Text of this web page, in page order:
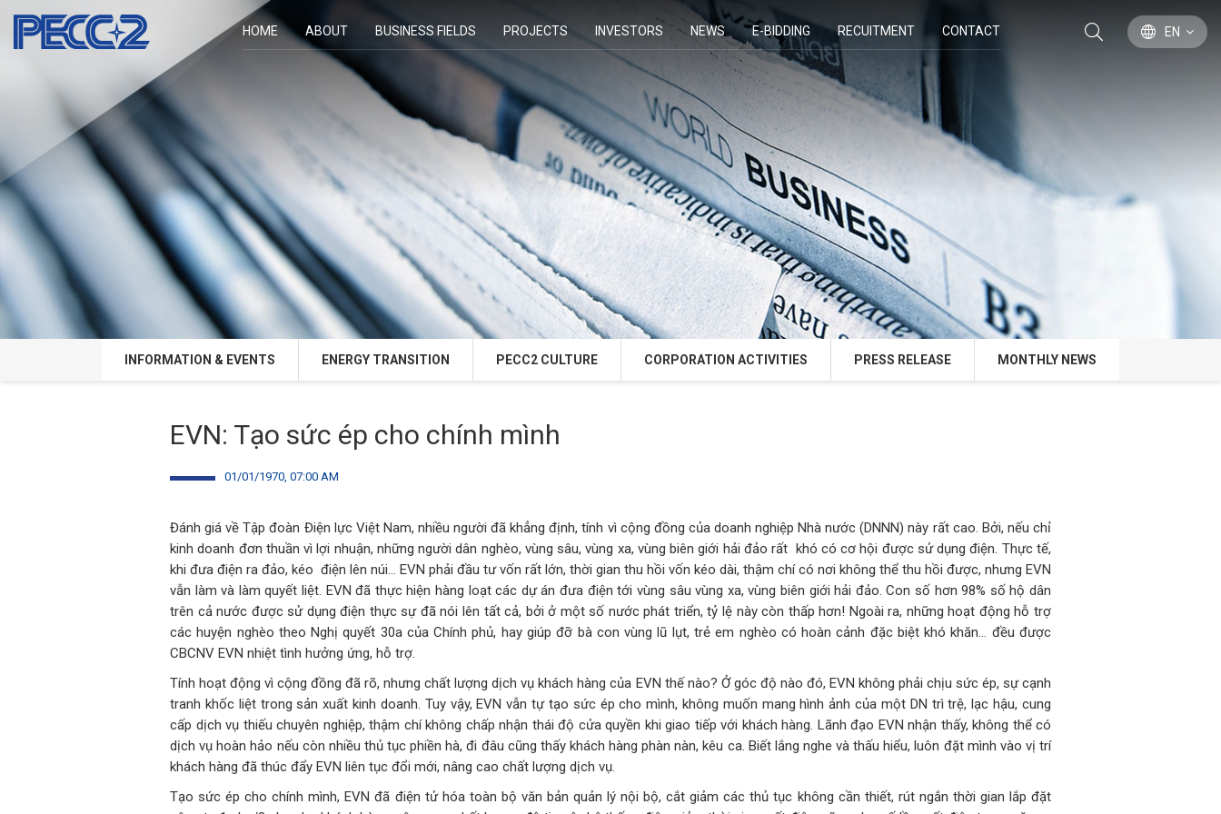
HOME ABOUT BUSINESS FIELDS PROJECTS INVESTORS NEWS E-BIDDING RECUITMENT CONTACT EN
INFORMATION & EVENTS ENERGY TRANSITION PECC2 CULTURE CORPORATION ACTIVITIES PRESS RELEASE MONTHLY NEWS
EVN: Tạo sức ép cho chính mình
01/01/1970, 07:00 AM
Đánh giá về Tập đoàn Điện lực Việt Nam, nhiều người đã khẳng định, tính vì cộng đồng của doanh nghiệp Nhà nước (DNNN) này rất cao. Bởi, nếu chỉ
kinh doanh đơn thuần vì lợi nhuận, những người dân nghèo, vùng sâu, vùng xa, vùng biên giới hải đảo rất khó có cơ hội được sử dụng điện. Thực tế,
khi đưa điện ra đảo, kéo điện lên núi… EVN phải đầu tư vốn rất lớn, thời gian thu hồi vốn kéo dài, thậm chí có nơi không thể thu hồi được, nhưng EVN
vẫn làm và làm quyết liệt. EVN đã thực hiện hàng loạt các dự án đưa điện tới vùng sâu vùng xa, vùng biên giới hải đảo. Con số hơn 98% số hộ dân
trên cả nước được sử dụng điện thực sự đã nói lên tất cả, bởi ở một số nước phát triển, tỷ lệ này còn thấp hơn! Ngoài ra, những hoạt động hỗ trợ
các huyện nghèo theo Nghị quyết 30a của Chính phủ, hay giúp đỡ bà con vùng lũ lụt, trẻ em nghèo có hoàn cảnh đặc biệt khó khăn… đều được
CBCNV EVN nhiệt tình hưởng ứng, hỗ trợ.
Tính hoạt động vì cộng đồng đã rõ, nhưng chất lượng dịch vụ khách hàng của EVN thế nào? Ở góc độ nào đó, EVN không phải chịu sức ép, sự cạnh
tranh khốc liệt trong sản xuất kinh doanh. Tuy vậy, EVN vẫn tự tạo sức ép cho mình, không muốn mang hình ảnh của một DN trì trệ, lạc hậu, cung
cấp dịch vụ thiếu chuyên nghiệp, thậm chí không chấp nhận thái độ cửa quyền khi giao tiếp với khách hàng. Lãnh đạo EVN nhận thấy, không thể có
dịch vụ hoàn hảo nếu còn nhiều thủ tục phiền hà, đi đâu cũng thấy khách hàng phàn nàn, kêu ca. Biết lắng nghe và thấu hiểu, luôn đặt mình vào vị trí
khách hàng đã thúc đẩy EVN liên tục đổi mới, nâng cao chất lượng dịch vụ.
Tạo sức ép cho chính mình, EVN đã điện tử hóa toàn bộ văn bản quản lý nội bộ, cắt giảm các thủ tục không cần thiết, rút ngắn thời gian lắp đặt